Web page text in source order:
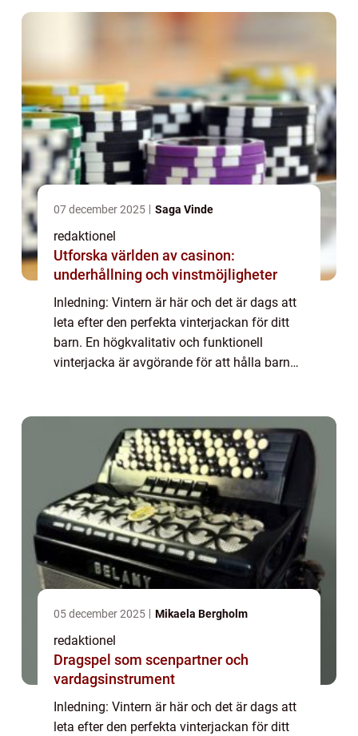
07 december 2025 Saga Vinde
redaktionel
Utforska världen av casinon:
underhållning och vinstmöjligheter
Inledning: Vintern är här och det är dags att
leta efter den perfekta vinterjackan för ditt
barn. En högkvalitativ och funktionell
vinterjacka är avgörande för att hålla barnet
05 december 2025 Mikaela Bergholm
redaktionel
Dragspel som scenpartner och
vardagsinstrument
Inledning: Vintern är här och det är dags att
leta efter den perfekta vinterjackan för ditt